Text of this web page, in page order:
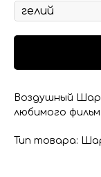
Воздушный Шар
любимого
Тип товара: